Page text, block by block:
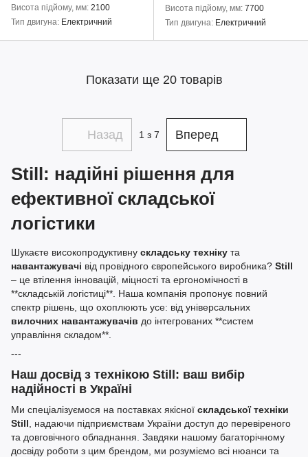
Висота підйому, мм 2100
Тип двигуна Електричний
Висота підйому, мм 7700
Тип двигуна Електричний
Показати ще 20 товарів
Назад 1з 7 Вперед
Still: надійні рішення для
ефективної складської
логістики
Шукаєте високопродуктивну складську техніку та
навантажувачі від провідного європейського виробника? Still
– це втілення інновацій, міцності та ергономічності в
**складській логістиці**. Наша компанія пропонує повний
спектр рішень, що охоплюють усе: від універсальних
вилочних навантажувачів до інтегрованих **систем
управління складом**.
---
Наш досвід з технікою Still: ваш вибір
надійності в Україні
Ми спеціалізуємося на поставках якісної складської техніки
Still , надаючи підприємствам України доступ до перевіреного
та довговічного обладнання. Завдяки нашому багаторічному
досвіду роботи з цим брендом, ми розуміємо всі нюанси та